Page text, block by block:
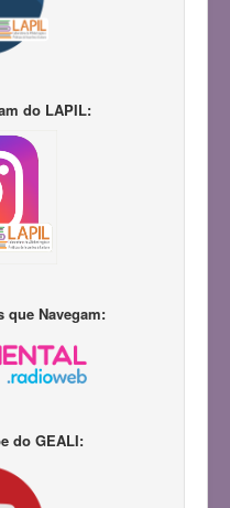
do LAPIL:
que Navegam:
do GEALI: